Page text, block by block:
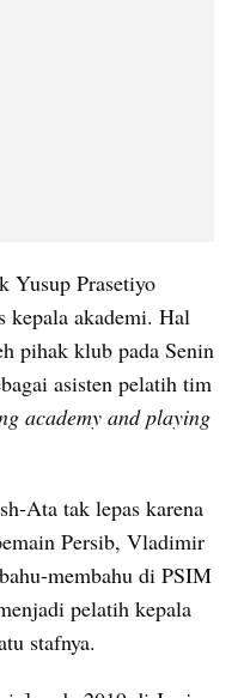
Yusup Prasetiyo
kepala akademi. Hal
pihak klub pada Senin
asisten pelatih tim
academy and playing
Ata tak lepas karena
Persib, Vladimir
membahu di PSIM
pelatih kepala
stafnya.